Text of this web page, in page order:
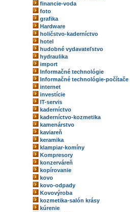
financie-voda
foto
grafika
Hardware
holičstvo-kaderníctvo
hotel
hudobné vydavateľstvo
hydraulika
import
Informačné technológie
Informačné technológie-počítače
internet
investície
IT-servis
kaderníctvo
kaderníctvo-kozmetika
kamenárstvo
kaviareň
keramika
klampiar-komíny
Kompresory
konzerváreň
kopírovanie
kovo
kovo-odpady
Kovovýroba
kozmetika-salón krásy
kúrenie